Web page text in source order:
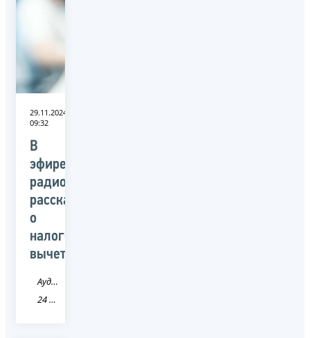
29.11.2024
09:32
В
эфире
радиопередачи
рассказали
о
налоговых
вычетах
Аудио
24 Красноярский край